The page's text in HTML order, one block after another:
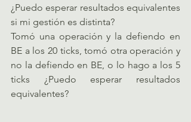
¿Puedo esperar resultados equivalentes
si mi gestión es distinta?
Tomó una operación y la defiendo en
BE a los 20 ticks, tomó otra operación y
no la defiendo en BE, o lo hago a los 5
ticks ¿Puedo esperar resultados
equivalentes?